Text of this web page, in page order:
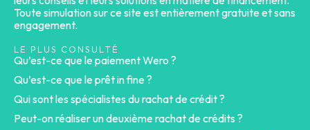
Toute simulation sur ce site est entièrement gratuite et sans
engagement.
LE PLUS CONSULTÉ
Qu’est-ce que le paiement Wero ?
Qu’est-ce que le prêt in fine ?
Qui sont les spécialistes du rachat de crédit ?
Peut-on réaliser un deuxième rachat de crédits ?